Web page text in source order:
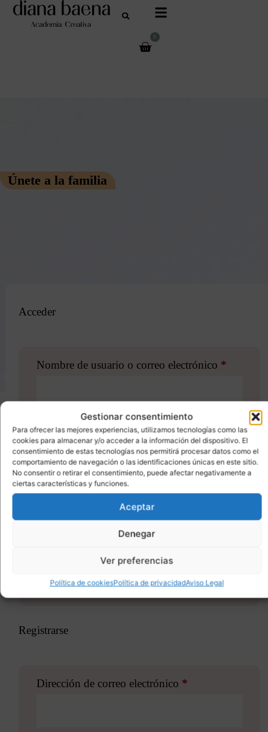
Gestionar consentimiento
Para ofrecer las mejores experiencias, utilizamos tecnologías como las
cookies para almacenar y/o acceder a la información del dispositivo. El
consentimiento de estas tecnologías nos permitirá procesar datos como el
comportamiento de navegación o las identificaciones únicas en este sitio.
No consentir o retirar el consentimiento, puede afectar negativamente a
ciertas características y funciones.
Aceptar
Denegar
Ver preferencias
Política de cookiesPolítica de privacidadAviso Legal
Únete a la familia
Acceder
Nombre de usuario o correo electrónico *
Contraseña*
ACCESO
¿Olvidaste la contraseña?
Registrarse
Dirección de correo electrónico *